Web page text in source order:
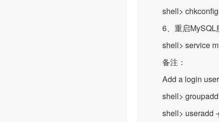
shell> chkconfig
6、重启MySQL
shell> service
备注：
Add a login user
shell> groupadd
shell> useradd -